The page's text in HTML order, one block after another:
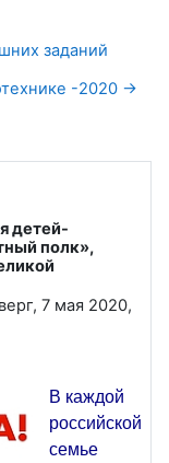
заданий
-2020 →
детей-
полк»,
7 мая 2020,
В каждой
российской
семье